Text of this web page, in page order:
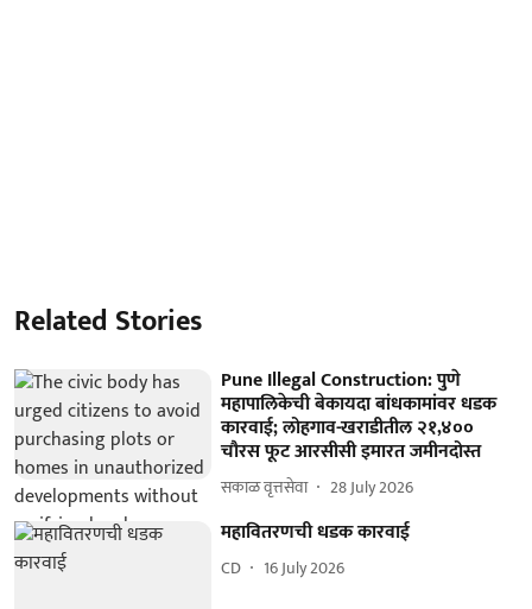
Related Stories
Pune Illegal Construction: पुणे
महापालिकेची बेकायदा बांधकामांवर धडक
कारवाई; लोहगाव-खराडीतील २१,४००
चौरस फूट आरसीसी इमारत जमीनदोस्त
सकाळ वृत्तसेवा 28 July 2026
महावितरणची धडक कारवाई
CD 16 July 2026